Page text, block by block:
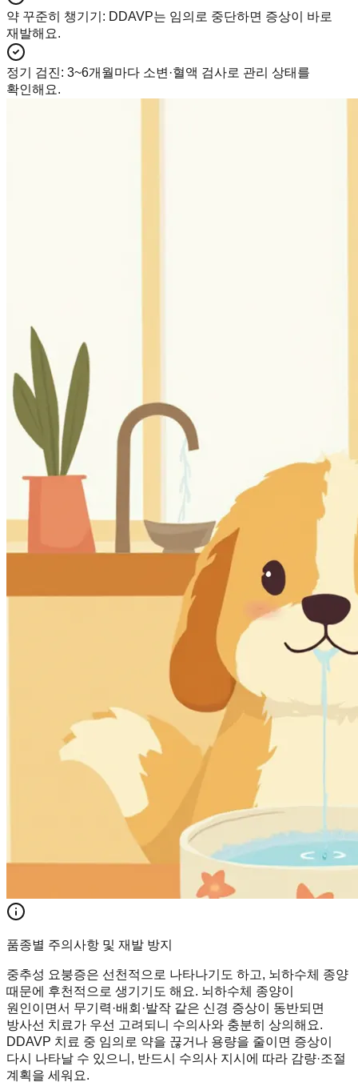
약 꾸준히 챙기기 : DDAVP는 임의로 중단하면 증상이 바로
재발해요.
정기 검진: 3~6개월마다 소변·혈액 검사로 관리 상태를
확인해요.
품종별 주의사항 및 재발 방지
중추성 요붕증은 선천적으로 나타나기도 하고, 뇌하수체 종양
때문에 후천적으로 생기기도 해요. 뇌하수체 종양이
원인이면서 무기력·배회·발작 같은 신경 증상이 동반되면
방사선 치료가 우선 고려되니 수의사와 충분히 상의해요.
DDAVP 치료 중 임의로 약을 끊거나 용량을 줄이면 증상이
다시 나타날 수 있으니, 반드시 수의사 지시에 따라 감량·조절
계획을 세워요.